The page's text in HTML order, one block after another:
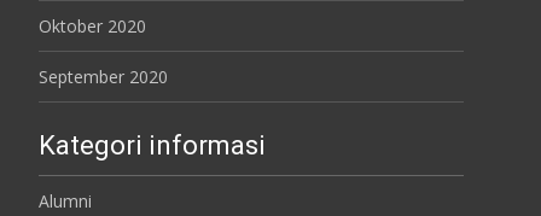
Oktober 2020
September 2020
Kategori informasi
Alumni